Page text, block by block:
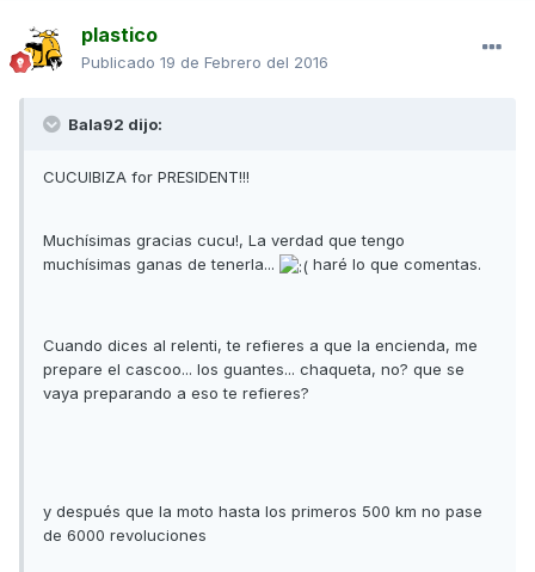
plastico
Publicado 19 de Febrero del 2016
Bala92 dijo:
CUCUIBIZA for PRESIDENT!!!
Muchísimas gracias cucu!, La verdad que tengo
muchísimas ganas de tenerla...
haré lo que comentas.
Cuando dices al relenti, te refieres a que la encienda, me
prepare el cascoo... los guantes... chaqueta, no? que se
vaya preparando a eso te refieres?
y después que la moto hasta los primeros 500 km no pase
de 6000 revoluciones